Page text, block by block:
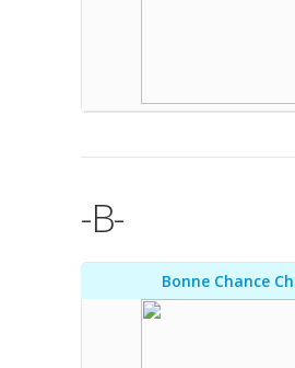
-B-
Bonne Chance